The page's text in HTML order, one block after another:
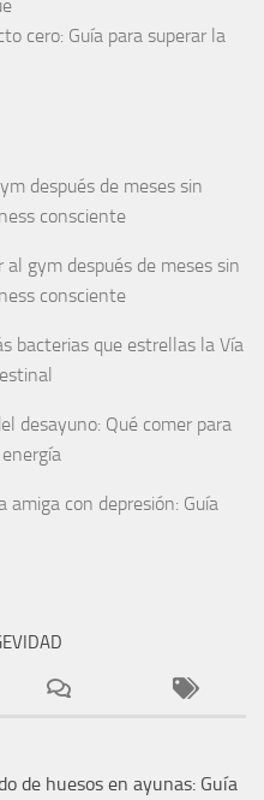
cero: Guía para superar la
después de meses sin
consciente
al gym después de meses sin
consciente
bacterias que estrellas la Vía
desayuno: Qué comer para
amiga con depresión: Guía
de huesos en ayunas: Guía